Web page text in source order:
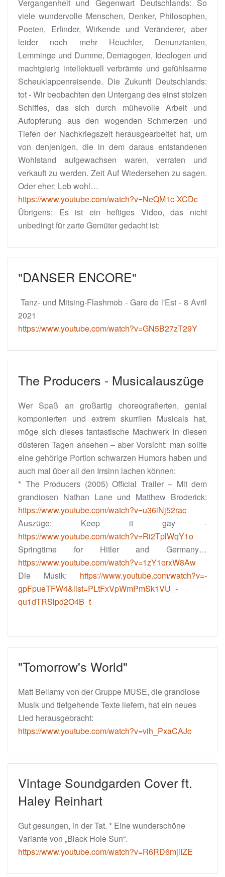
Vergangenheit und Gegenwart Deutschlands: So
viele wundervolle Menschen, Denker, Philosophen,
Poeten, Erfinder, Wirkende und Veränderer, aber
leider noch mehr Heuchler, Denunzianten,
Lemminge und Dumme, Demagogen, Ideologen und
machtgierig intellektuell verbrämte und gefühlsarme
Scheuklappenreisende. Die Zukunft Deutschlands:
tot - Wir beobachten den Untergang des einst stolzen
Schiffes, das sich durch mühevolle Arbeit und
Aufopferung aus den wogenden Schmerzen und
Tiefen der Nachkriegszeit herausgearbeitet hat, um
von denjenigen, die in dem daraus entstandenen
Wohlstand aufgewachsen waren, verraten und
verkauft zu werden. Zeit Auf Wiedersehen zu sagen.
Oder eher: Leb wohl…
https://www.youtube.com/watch?v=NeQM1c-XCDc
Übrigens: Es ist ein heftiges Video, das nicht
unbedingt für zarte Gemüter gedacht ist:
"DANSER ENCORE"
Tanz- und Mitsing-Flashmob - Gare de l'Est - 8 Avril
2021
https://www.youtube.com/watch?v=GN5B27zT29Y
The Producers - Musicalauszüge
Wer Spaß an großartig choreografierten, genial
komponierten und extrem skurrilen Musicals hat,
möge sich dieses fantastische Machwerk in diesen
düsteren Tagen ansehen – aber Vorsicht: man sollte
eine gehörige Portion schwarzen Humors haben und
auch mal über all den Irrsinn lachen können:
* The Producers (2005) Official Trailer – Mit dem
grandiosen Nathan Lane und Matthew Broderick:
https://www.youtube.com/watch?v=u36iNj52rac
Auszüge: Keep it gay -
https://www.youtube.com/watch?v=Ri2TplWqY1o
Springtime for Hitler and Germany…
https://www.youtube.com/watch?v=1zY1orxW8Aw
Die Musik: https://www.youtube.com/watch?v=-
gpFpueTFW4&list=PLtFxVpWmPmSk1VU_-
qu1dTRSlpd2O4B_t
"Tomorrow's World"
Matt Bellamy von der Gruppe MUSE, die grandiose
Musik und tiefgehende Texte liefern, hat ein neues
Lied herausgebracht:
https://www.youtube.com/watch?v=vih_PxaCAJc
Vintage Soundgarden Cover ft.
Haley Reinhart
Gut gesungen, in der Tat. * Eine wunderschöne
Variante von „Black Hole Sun“.
https://www.youtube.com/watch?v=R6RD6mjiIZE